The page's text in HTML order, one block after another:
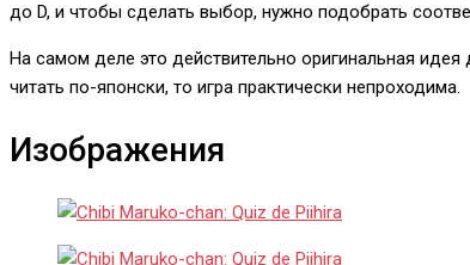
до D, и чтобы сделать выбор, нужно подобрать
На самом деле это действительно оригинальная
читать по-японски, то игра практически непроходима.
Изображения